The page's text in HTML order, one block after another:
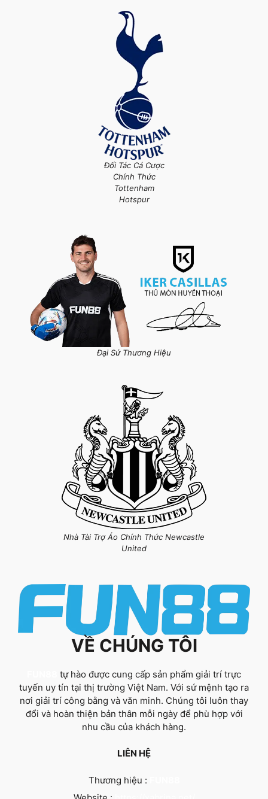
Đối Tác Cá Cược
Chính Thức
Tottenham
Hotspur
Đại Sứ Thương Hiệu
Nhà Tài Trợ Áo Chính Thức Newcastle
United
VỀ CHÚNG TÔI
tự hào được cung cấp sản phẩm giải trí trực
tuyến uy tín tại thị trường Việt Nam. Với sứ mệnh tạo ra
nơi giải trí công bằng và văn minh. Chúng tôi luôn thay
đổi và hoàn thiện bản thân mỗi ngày để phù hợp với
nhu cầu của khách hàng.
LIÊN HỆ
Thương hiệu :